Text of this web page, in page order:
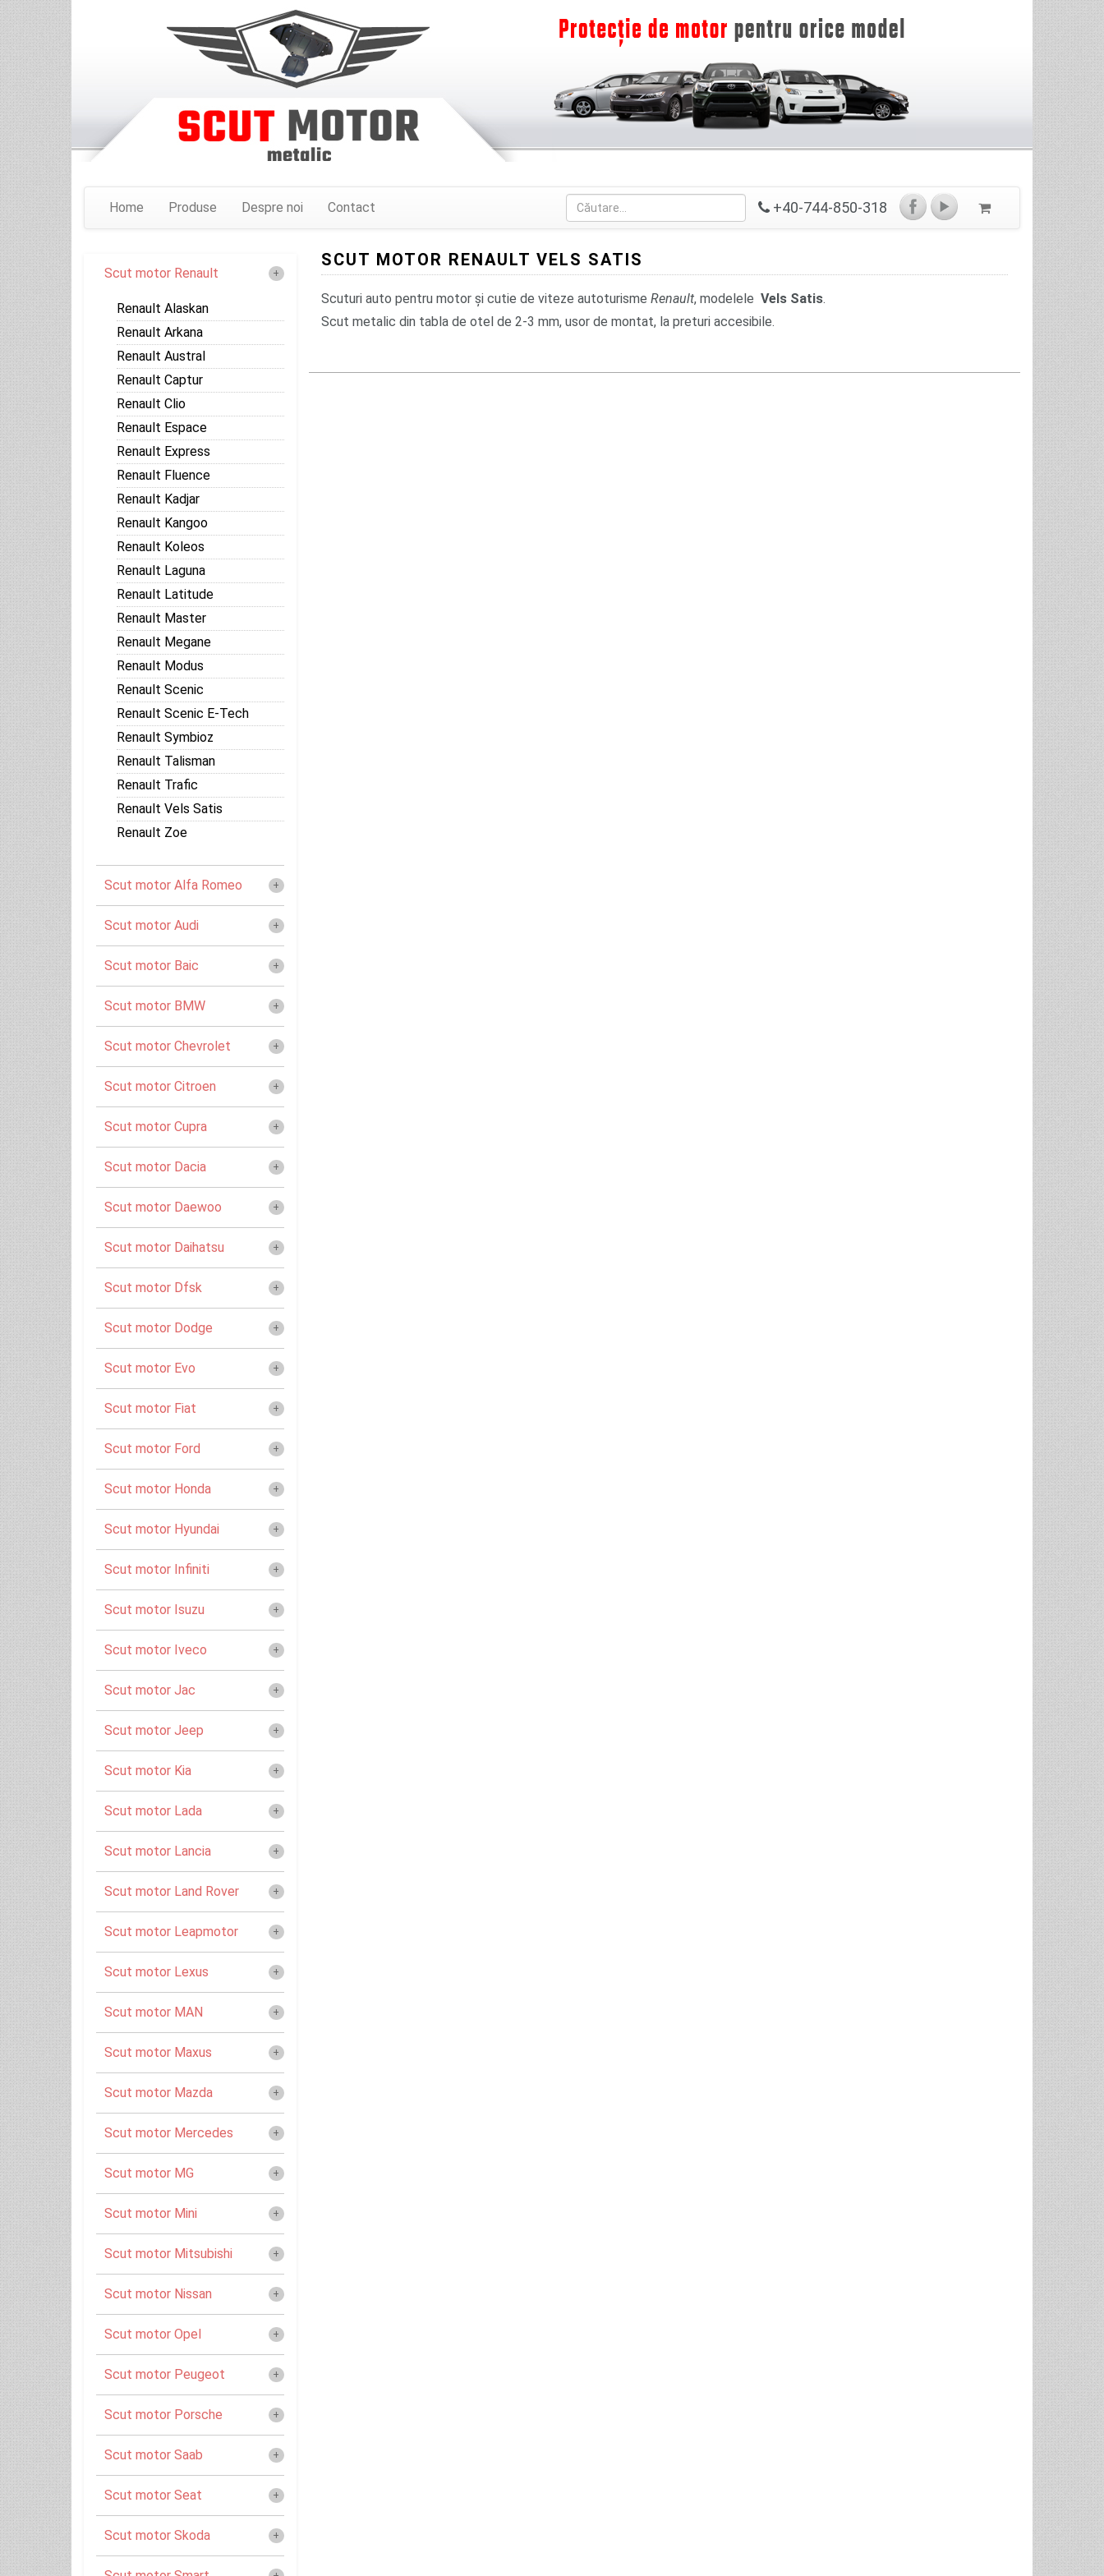
Home Produse Despre noi Contact +40-744-850-318
Scut motor Renault
Renault Alaskan
Renault Arkana
Renault Austral
Renault Captur
Renault Clio
Renault Espace
Renault Express
Renault Fluence
Renault Kadjar
Renault Kangoo
Renault Koleos
Renault Laguna
Renault Latitude
Renault Master
Renault Megane
Renault Modus
Renault Scenic
Renault Scenic E-Tech
Renault Symbioz
Renault Talisman
Renault Trafic
Renault Vels Satis
Renault Zoe
Scut motor Alfa Romeo
Scut motor Audi
Scut motor Baic
Scut motor BMW
Scut motor Chevrolet
Scut motor Citroen
Scut motor Cupra
Scut motor Dacia
Scut motor Daewoo
Scut motor Daihatsu
Scut motor Dfsk
Scut motor Dodge
Scut motor Evo
Scut motor Fiat
Scut motor Ford
Scut motor Honda
Scut motor Hyundai
Scut motor Infiniti
Scut motor Isuzu
Scut motor Iveco
Scut motor Jac
Scut motor Jeep
Scut motor Kia
Scut motor Lada
Scut motor Lancia
Scut motor Land Rover
Scut motor Leapmotor
Scut motor Lexus
Scut motor MAN
Scut motor Maxus
Scut motor Mazda
Scut motor Mercedes
Scut motor MG
Scut motor Mini
Scut motor Mitsubishi
Scut motor Nissan
Scut motor Opel
Scut motor Peugeot
Scut motor Porsche
Scut motor Saab
Scut motor Seat
Scut motor Skoda
SCUT MOTOR RENAULT VELS SATIS
Scuturi auto pentru motor și cutie de viteze autoturisme Renault, modelele Vels Satis.
Scut metalic din tabla de otel de 2-3 mm, usor de montat, la preturi accesibile.